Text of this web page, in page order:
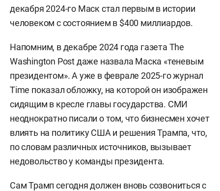
декабря 2024-го Маск стал первым в истории
человеком с состоянием в $400 миллиардов.
Напомним, в декабре 2024 года газета The
Washington Post даже назвала Маска «теневым
президентом». А уже в феврале 2025-го журнал
Time показал обложку, на которой он изображен
сидящим в кресле главы государства. СМИ
неоднократно писали о том, что бизнесмен хочет
влиять на политику США и решения Трампа, что,
по словам различных источников, вызывает
недовольство у команды президента.
Сам Трамп сегодня должен вновь созвониться с